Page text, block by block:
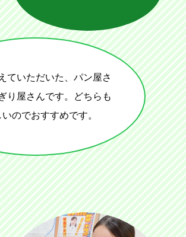
ていただいた、パン屋さ
り屋さんです。どちらも
のでおすすめです。